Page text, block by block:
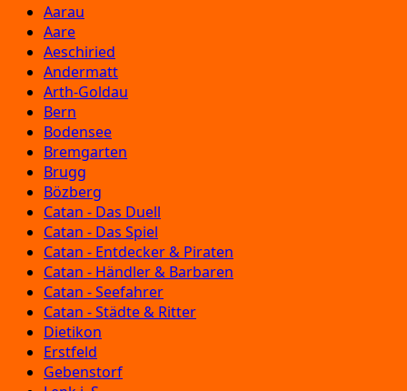
Aarau
Aare
Aeschiried
Andermatt
Arth-Goldau
Bern
Bodensee
Bremgarten
Brugg
Bözberg
Catan - Das Duell
Catan - Das Spiel
Catan - Entdecker & Piraten
Catan - Händler & Barbaren
Catan - Seefahrer
Catan - Städte & Ritter
Dietikon
Erstfeld
Gebenstorf